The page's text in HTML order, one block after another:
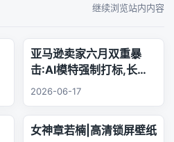
继续浏览站内内容
亚马逊卖家六月双重暴
击:AI模特强制打标,长标
题时代正式终结
2026-06-17
女神章若楠|高清锁屏壁纸